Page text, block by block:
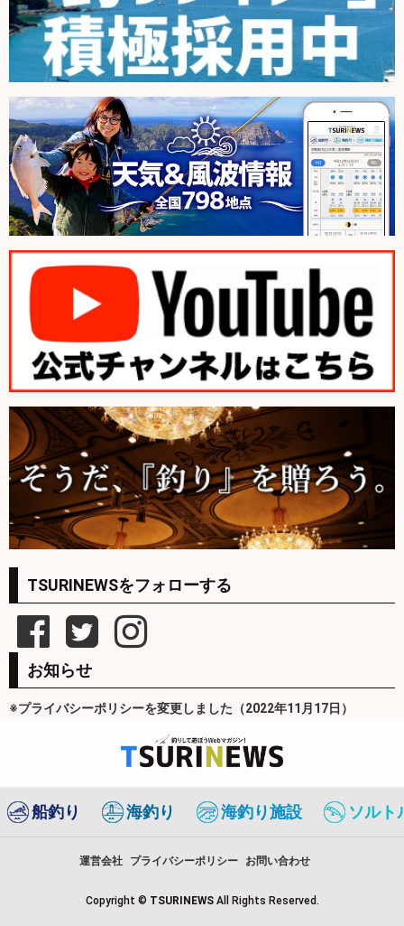
TSURINEWSをフォローする
お知らせ
※プライバシーポリシーを変更しました（2022年11月17日）
船釣り 海釣り 海釣り施設 ソルト
運営会社 プライバシーポリシー お問い合わせ
Copyright © TSURINEWS All Rights Reserved.